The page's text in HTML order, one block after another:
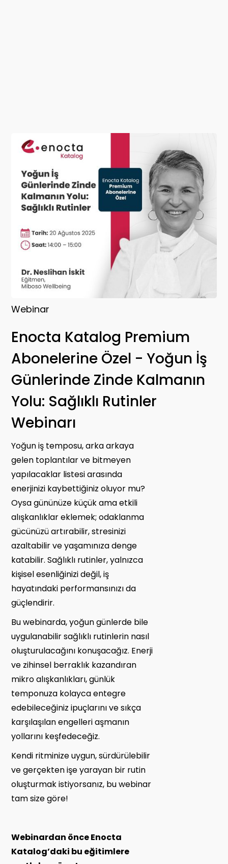
Webinar
Enocta Katalog Premium
Abonelerine Özel - Yoğun İş
Günlerinde Zinde Kalmanın
Yolu: Sağlıklı Rutinler
Webinarı
Yoğun iş temposu, arka arkaya
gelen toplantılar ve bitmeyen
yapılacaklar listesi arasında
enerjinizi kaybettiğiniz oluyor mu?
Oysa gününüze küçük ama etkili
alışkanlıklar eklemek; odaklanma
gücünüzü artırabilir, stresinizi
azaltabilir ve yaşamınıza denge
katabilir. Sağlıklı rutinler, yalnızca
kişisel esenliğinizi değil, iş
hayatındaki performansınızı da
güçlendirir.
Bu webinarda, yoğun günlerde bile
uygulanabilir sağlıklı rutinlerin nasıl
oluşturulacağını konuşacağız. Enerji
ve zihinsel berraklık kazandıran
mikro alışkanlıkları, günlük
temponuza kolayca entegre
edebileceğiniz ipuçlarını ve sıkça
karşılaşılan engelleri aşmanın
yollarını keşfedeceğiz.
Kendi ritminize uygun, sürdürülebilir
ve gerçekten işe yarayan bir rutin
oluşturmak istiyorsanız, bu webinar
tam size göre!
Webinardan önce Enocta
Katalog’daki bu eğitimlere